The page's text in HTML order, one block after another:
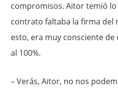
compromisos. Aitor temió
contrato faltaba la firma del
esto, era muy consciente
al 100%.
– Verás, Aitor, no nos